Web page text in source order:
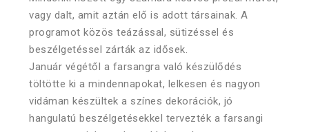
vagy dalt, amit aztán elő is adott társainak. A
programot közös teázással, sütizéssel és
beszélgetéssel zárták az idősek.
Január végétől a farsangra való készülődés
töltötte ki a mindennapokat, lelkesen és nagyon
vidáman készültek a színes dekorációk, jó
hangulatú beszélgetésekkel tervezték a farsangi